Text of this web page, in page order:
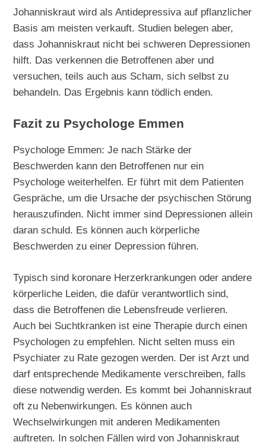
Johanniskraut wird als Antidepressiva auf pflanzlicher
Basis am meisten verkauft. Studien belegen aber,
dass Johanniskraut nicht bei schweren Depressionen
hilft. Das verkennen die Betroffenen aber und
versuchen, teils auch aus Scham, sich selbst zu
behandeln. Das Ergebnis kann tödlich enden.
Fazit zu Psychologe Emmen
Psychologe Emmen: Je nach Stärke der
Beschwerden kann den Betroffenen nur ein
Psychologe weiterhelfen. Er führt mit dem Patienten
Gespräche, um die Ursache der psychischen Störung
herauszufinden. Nicht immer sind Depressionen allein
daran schuld. Es können auch körperliche
Beschwerden zu einer Depression führen.
Typisch sind koronare Herzerkrankungen oder andere
körperliche Leiden, die dafür verantwortlich sind,
dass die Betroffenen die Lebensfreude verlieren.
Auch bei Suchtkranken ist eine Therapie durch einen
Psychologen zu empfehlen. Nicht selten muss ein
Psychiater zu Rate gezogen werden. Der ist Arzt und
darf entsprechende Medikamente verschreiben, falls
diese notwendig werden. Es kommt bei Johanniskraut
oft zu Nebenwirkungen. Es können auch
Wechselwirkungen mit anderen Medikamenten
auftreten. In solchen Fällen wird von Johanniskraut